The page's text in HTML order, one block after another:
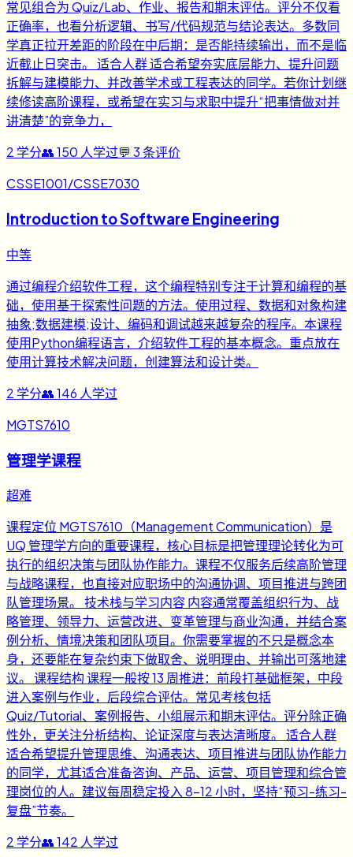
常见组合为 Quiz/Lab、作业、报告和期末评估。评分不仅看
正确率，也看分析逻辑、书写/代码规范与结论表达。多数同
学真正拉开差距的阶段在中后期：是否能持续输出，而不是临
近截止日突击。 适合人群 适合希望夯实底层能力、提升问题
拆解与建模能力、并改善学术或工程表达的同学。若你计划继
续修读高阶课程，或希望在实习与求职中提升“把事情做对并
讲清楚”的竞争力，
2 学分👥150 人学过💬 3条评价
CSSE1001/CSSE7030
Introduction to Software Engineering
中等
通过编程介绍软件工程，这个编程特别专注于计算和编程的基
础，使用基于探索性问题的方法。使用过程、数据和对象构建
抽象;数据建模;设计、编码和调试越来越复杂的程序。本课程
使用Python编程语言，介绍软件工程的基本概念。重点放在
使用计算技术解决问题，创建算法和设计类。
2 学分👥146 人学过
MGTS7610
管理学课程
超难
课程定位 MGTS7610（Management Communication）是
UQ 管理学方向的重要课程，核心目标是把管理理论转化为可
执行的组织决策与团队协作能力。课程不仅服务后续高阶管理
与战略课程，也直接对应职场中的沟通协调、项目推进与跨团
队管理场景。 技术栈与学习内容 内容通常覆盖组织行为、战
略管理、领导力、运营改进、变革管理与商业沟通，并结合案
例分析、情境决策和团队项目。你需要掌握的不只是概念本
身，还要能在复杂约束下做取舍、说明理由、并输出可落地建
议。 课程结构 课程一般按 13 周推进：前段打基础框架，中段
进入案例与作业，后段综合评估。常见考核包括
Quiz/Tutorial、案例报告、小组展示和期末评估。评分除正确
性外，更关注分析结构、论证深度与表达清晰度。 适合人群
适合希望提升管理思维、沟通表达、项目推进与团队协作能力
的同学，尤其适合准备咨询、产品、运营、项目管理和综合管
理岗位的人。建议每周稳定投入 8-12 小时，坚持“预习-练习-
复盘”节奏。
2 学分👥142 人学过